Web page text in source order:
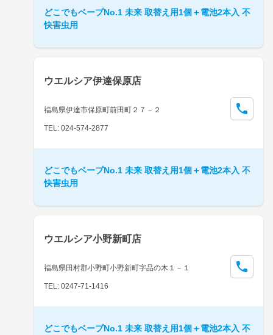
どこでもベープNo.1 未来 取替え用1個＋電池2本入 不
快害虫用
ウエルシア伊達保原店
福島県伊達市保原町前田町２７－２
TEL: 024-574-2877
どこでもベープNo.1 未来 取替え用1個＋電池2本入 不
快害虫用
ウエルシア小野新町店
福島県田村郡小野町小野新町字品の木１－１
TEL: 0247-71-1416
どこでもベープNo.1 未来 取替え用1個＋電池2本入 不